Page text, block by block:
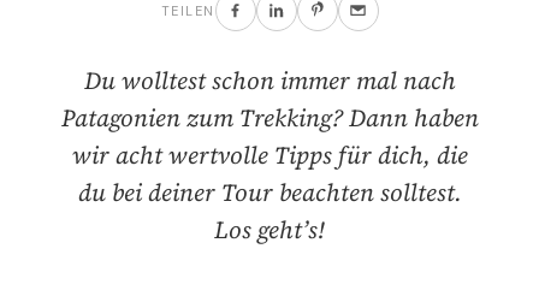
TEILEN
Du wolltest schon immer mal nach
Patagonien zum Trekking? Dann haben
wir acht wertvolle Tipps für dich, die
du bei deiner Tour beachten solltest.
Los geht’s!